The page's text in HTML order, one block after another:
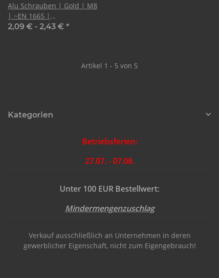
Alu Schrauben | Gold | M8
| ~EN 1665 |
LinsenSenkkopf | CNC
2,09 € - 2,43 € *
Artikel 1 - 5 von 5
Kategorien
Betriebsferien:
27.07. - 07.08.
Unter 100 EUR Bestellwert:
Mindermengenzuschlag
Verkauf ausschließlich an Unternehmen in deren
gewerblicher Eigenschaft, nicht zum Eigengebrauch!